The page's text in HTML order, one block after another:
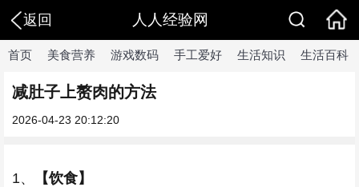
返回 人人经验网
首页 美食营养 游戏数码 手工爱好 生活知识 生活百科
减肚子上赘肉的方法
2026-04-23 20:12:20
1、 【饮食】